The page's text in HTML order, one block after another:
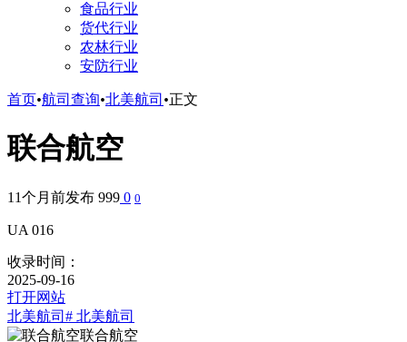
食品行业
货代行业
农林行业
安防行业
首页•航司查询•北美航司 •正文
联合航空
11个月前发布 999 0 0
UA 016
收录时间：
2025-09-16
打开网站
北美航司 # 北美航司
联合航空